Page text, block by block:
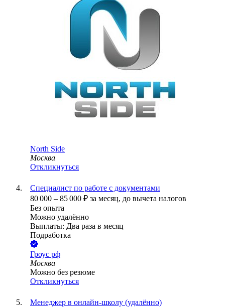
North Side
Москва
Откликнуться
Специалист по работе с документами
80 000 – 85 000 ₽ за месяц, до вычета налогов
Без опыта
Можно удалённо
Выплаты: Два раза в месяц
Подработка
Гроус рф
Москва
Можно без резюме
Откликнуться
Менеджер в онлайн-школу (удалённо)